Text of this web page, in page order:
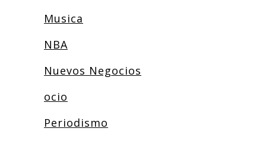
Musica
NBA
Nuevos Negocios
ocio
Periodismo